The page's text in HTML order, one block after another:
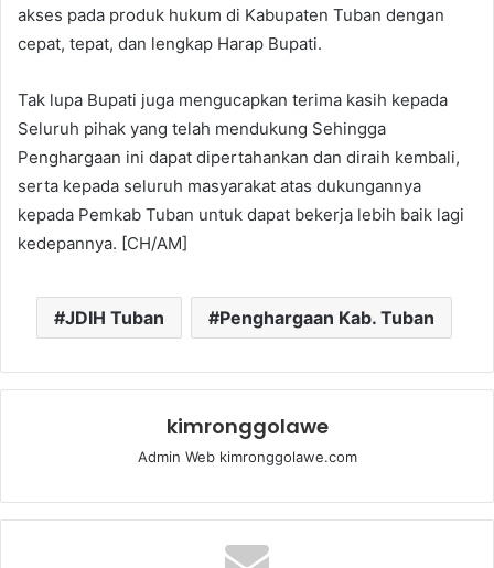
akses pada produk hukum di Kabupaten Tuban dengan
cepat, tepat, dan lengkap Harap Bupati.
Tak lupa Bupati juga mengucapkan terima kasih kepada
Seluruh pihak yang telah mendukung Sehingga
Penghargaan ini dapat dipertahankan dan diraih kembali,
serta kepada seluruh masyarakat atas dukungannya
kepada Pemkab Tuban untuk dapat bekerja lebih baik lagi
kedepannya. [CH/AM]
JDIH Tuban Penghargaan Kab. Tuban
kimronggolawe
Admin Web kimronggolawe.com